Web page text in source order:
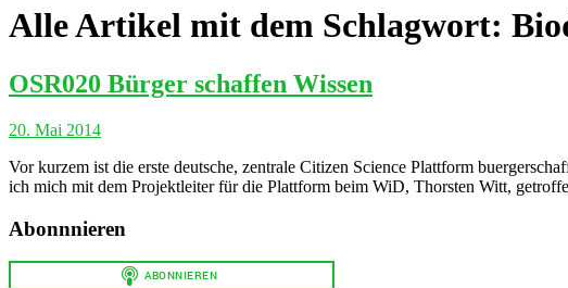
Alle Artikel mit dem Schlagwort:
OSR020 Bürger schaffen Wissen
20. Mai 2014
Vor kurzem ist die erste deutsche, zentrale Citizen Science Plattform
ich mich mit dem Projektleiter für die Plattform beim WiD, Thorsten Witt,
Abonnnieren